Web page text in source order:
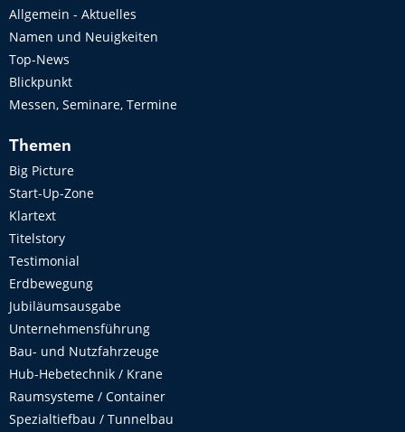
Allgemein - Aktuelles
Namen und Neuigkeiten
Top-News
Blickpunkt
Messen, Seminare, Termine
Themen
Big Picture
Start-Up-Zone
Klartext
Titelstory
Testimonial
Erdbewegung
Jubiläumsausgabe
Unternehmensführung
Bau- und Nutzfahrzeuge
Hub-Hebetechnik / Krane
Raumsysteme / Container
Spezialtiefbau / Tunnelbau